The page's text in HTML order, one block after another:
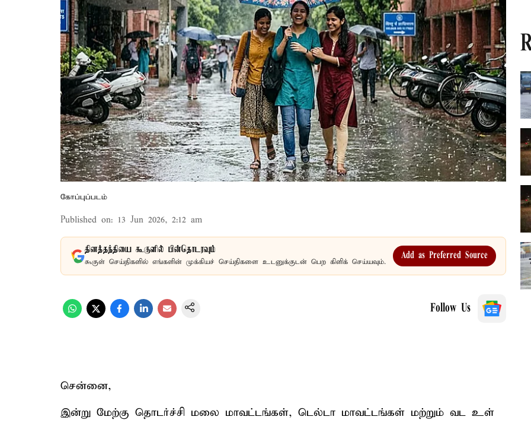
கோப்புப்படம்
Published on: 13 Jun 2026, 2:12 am
தினத்தந்தியை கூகுளில் பின்தொடரவும்
கூகுள் செய்திகளில் எங்களின் முக்கியச் செய்திகளை உடனுக்குடன் பெற கிளிக் செய்யவும்.
Add as Preferred Source
Follow Us
சென்னை,
இன்று மேற்கு தொடர்ச்சி மலை மாவட்டங்கள், டெல்டா மாவட்டங்கள் மற்றும் வட உள்